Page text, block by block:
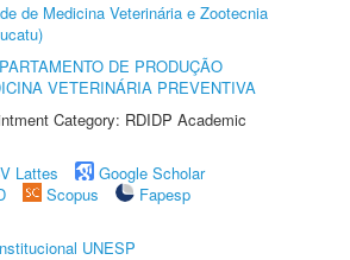
de Medicina Veterinária e Zootecnia
DE PRODUÇÃO
VETERINÁRIA PREVENTIVA
Category: RDIDP Academic
Lattes
Google Scholar
Scopus
Fapesp
UNESP